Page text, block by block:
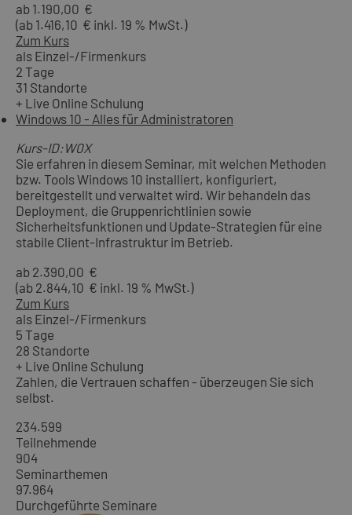
ab 1.190,00 €
(ab 1.416,10 € inkl. 19 % MwSt.)
Zum Kurs
als Einzel-/Firmenkurs
2 Tage
31 Standorte
+ Live Online Schulung
Windows 10 - Alles für Administratoren
Kurs-ID:W0X
Sie erfahren in diesem Seminar, mit welchen Methoden
bzw. Tools Windows 10 installiert, konfiguriert,
bereitgestellt und verwaltet wird. Wir behandeln das
Deployment, die Gruppenrichtlinien sowie
Sicherheitsfunktionen und Update-Strategien für eine
stabile Client-Infrastruktur im Betrieb.
ab 2.390,00 €
(ab 2.844,10 € inkl. 19 % MwSt.)
Zum Kurs
als Einzel-/Firmenkurs
5 Tage
28 Standorte
+ Live Online Schulung
Zahlen, die Vertrauen schaffen - überzeugen Sie sich
selbst.
234.599
Teilnehmende
904
Seminarthemen
97.964
Durchgeführte Seminare